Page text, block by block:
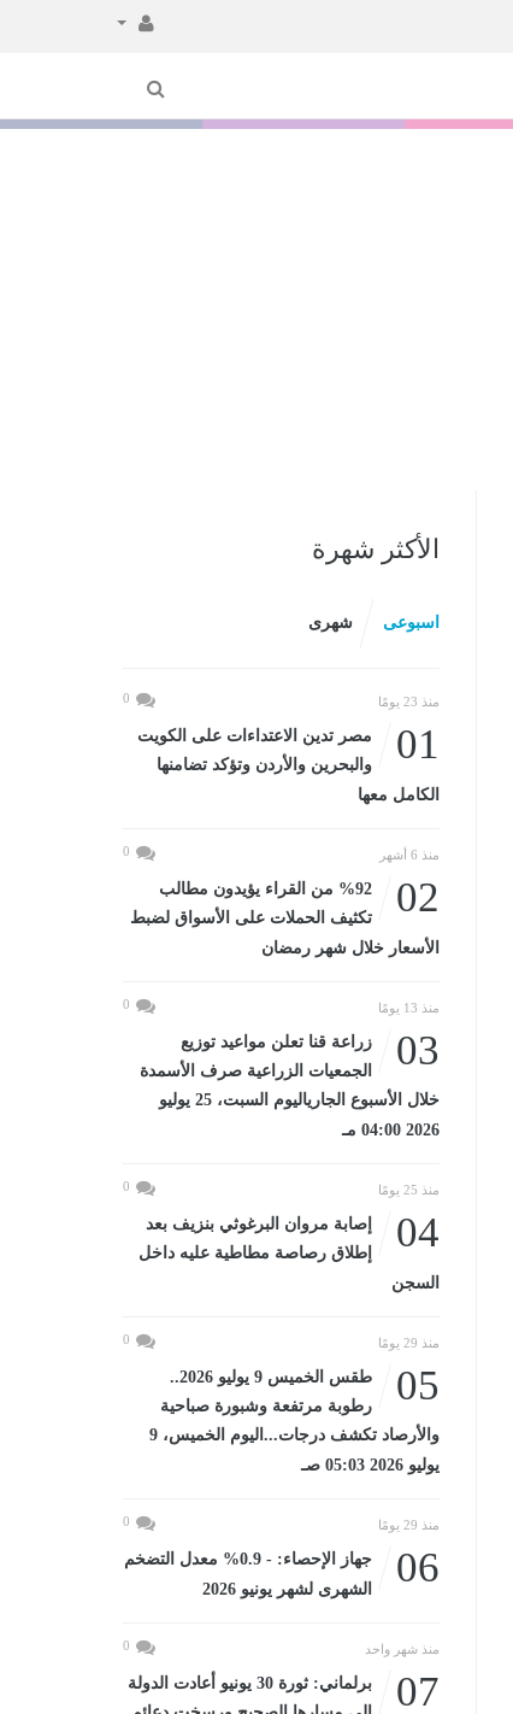
الأكثر شهرة
اسبوعى شهرى
منذ 23 يومًا 0
01
مصر تدين الاعتداءات على الكويت
والبحرين والأردن وتؤكد تضامنها
الكامل معها
منذ 6 أشهر 0
02
%92 من القراء يؤيدون مطالب
تكثيف الحملات على الأسواق لضبط
الأسعار خلال شهر رمضان
منذ 13 يومًا 0
03
زراعة قنا تعلن مواعيد توزيع
الجمعيات الزراعية صرف الأسمدة
خلال الأسبوع الجارياليوم السبت، 25 يوليو
2026 04:00 مـ
منذ 25 يومًا 0
04
إصابة مروان البرغوثي بنزيف بعد
إطلاق رصاصة مطاطية عليه داخل
السجن
منذ 29 يومًا 0
05
طقس الخميس 9 يوليو 2026..
رطوبة مرتفعة وشبورة صباحية
والأرصاد تكشف درجات...اليوم الخميس، 9
يوليو 2026 05:03 صـ
منذ 29 يومًا 0
06
جهاز الإحصاء: - 0.9% معدل التضخم
الشهرى لشهر يونيو 2026
منذ شهر واحد 0
07
برلماني: ثورة 30 يونيو أعادت الدولة